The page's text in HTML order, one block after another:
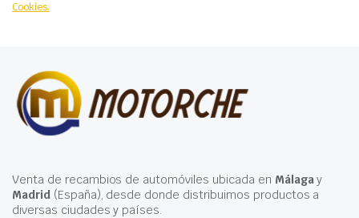
Cookies.
Venta de recambios de automóviles ubicada en Málagay
Madrid(España), desde donde distribuimos productos a
diversas ciudades y países.